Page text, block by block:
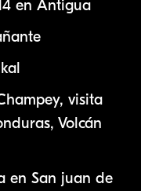
en Antigua
visita
Volcán
en San juan de